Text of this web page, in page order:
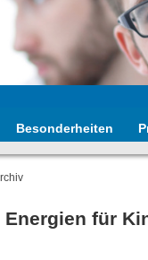
Besonderheiten
für